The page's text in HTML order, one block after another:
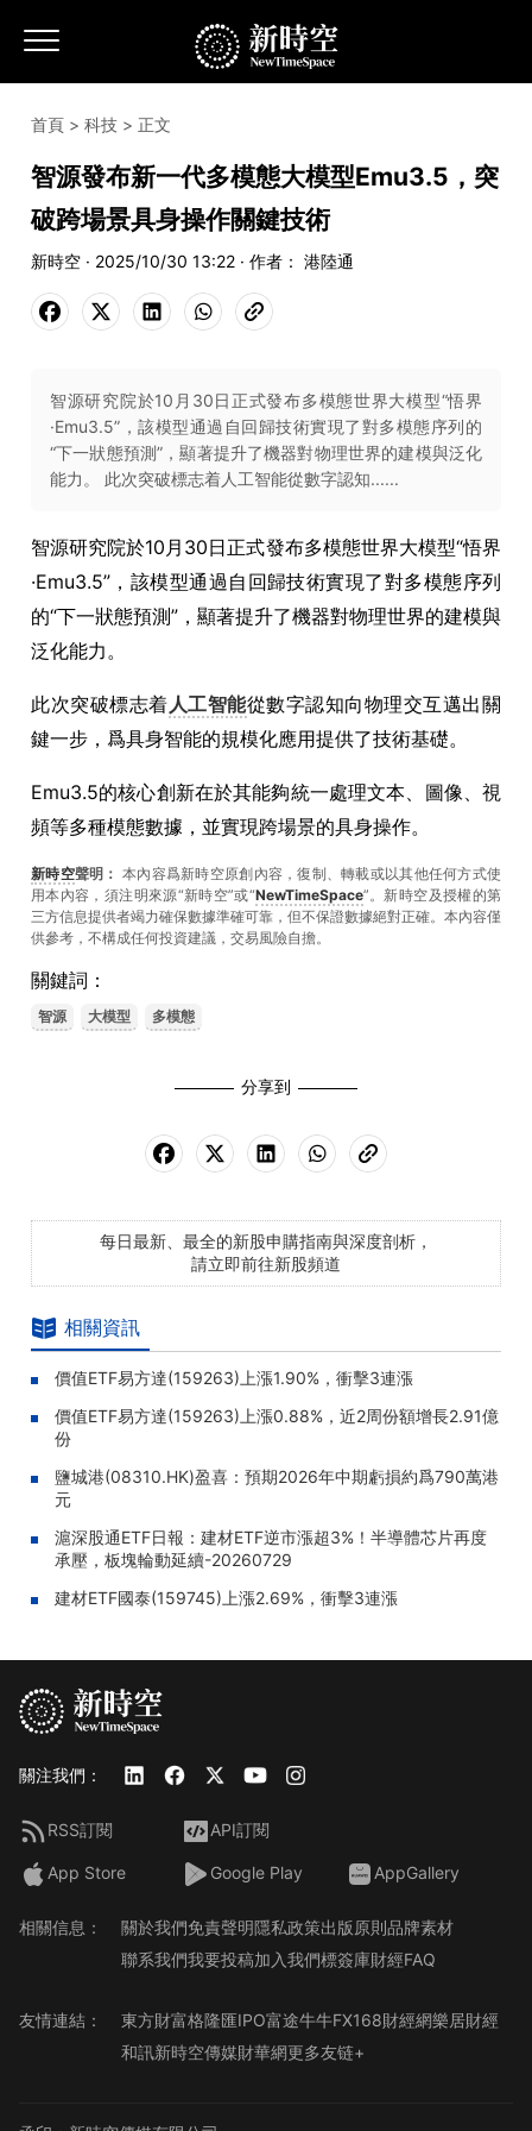
首頁 > 科技 > 正文
智源發布新一代多模態大模型Emu3.5，突
破跨場景具身操作關鍵技術
新時空 · 2025/10/30 13:22 · 作者： 港陸通
智源研究院於10月30日正式發布多模態世界大模型“悟界
·Emu3.5”，該模型通過自回歸技術實現了對多模態序列的
“下一狀態預測”，顯著提升了機器對物理世界的建模與泛化
能力。 此次突破標志着人工智能從數字認知......
智源研究院於10月30日正式發布多模態世界大模型“悟界
·Emu3.5”，該模型通過自回歸技術實現了對多模態序列
的“下一狀態預測”，顯著提升了機器對物理世界的建模與
泛化能力。
此次突破標志着人工智能從數字認知向物理交互邁出關
鍵一步，爲具身智能的規模化應用提供了技術基礎。
Emu3.5的核心創新在於其能夠統一處理文本、圖像、視
頻等多種模態數據，並實現跨場景的具身操作。
新時空聲明： 本內容爲新時空原創內容，復制、轉載或以其他任何方式使
用本內容，須注明來源“新時空”或“NewTimeSpace”。新時空及授權的第
三方信息提供者竭力確保數據準確可靠，但不保證數據絕對正確。本內容僅
供參考，不構成任何投資建議，交易風險自擔。
關鍵詞：
智源 大模型 多模態
分享到
每日最新、最全的新股申購指南與深度剖析，
請立即前往新股頻道
相關資訊
價值ETF易方達(159263)上漲1.90%，衝擊3連漲
價值ETF易方達(159263)上漲0.88%，近2周份額增長2.91億
份
鹽城港(08310.HK)盈喜：預期2026年中期虧損約爲790萬港
元
滬深股通ETF日報：建材ETF逆市漲超3%！半導體芯片再度
承壓，板塊輪動延續-20260729
建材ETF國泰(159745)上漲2.69%，衝擊3連漲
關注我們：
RSS訂閱 API訂閱
App Store Google Play AppGallery
相關信息： 關於我們免責聲明隱私政策出版原則品牌素材
聯系我們我要投稿加入我們標簽庫財經FAQ
友情連結： 東方財富格隆匯IPO富途牛牛FX168財經網樂居財經
和訊新時空傳媒財華網更多友链+